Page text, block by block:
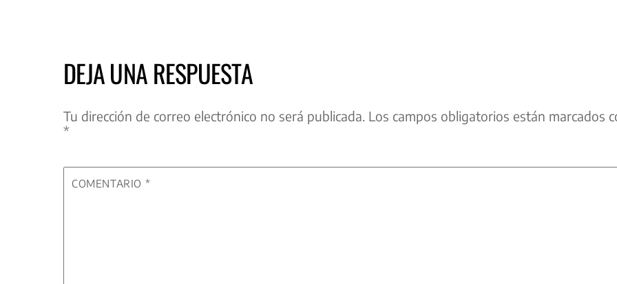
DEJA UNA RESPUESTA
Tu dirección de correo electrónico no será publicada. Los campos obligatorios están marcados
*
COMENTARIO *